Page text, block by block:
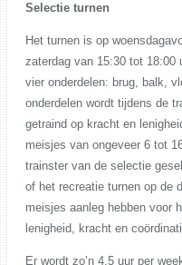
Selectie turnen
Het turnen is op
zaterdag van 15:30 tot 18:00
vier onderdelen: brug, balk,
onderdelen wordt tijdens de
getraind op kracht en
meisjes van ongeveer 6 tot
trainster van de selectie
of het recreatie turnen op de
meisjes aanleg hebben voor
lenigheid, kracht en
Er wordt zo’n 4,5 uur per